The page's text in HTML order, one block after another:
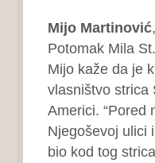
Mijo Martinović
Potomak Mila
Mijo kaže da je
vlasništvo strica
Americi. “Pored
Njegoševoj ulici
bio kod tog